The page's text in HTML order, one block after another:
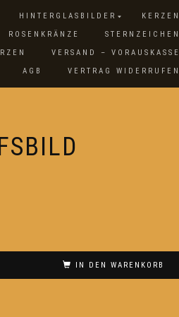
HINTERGLASBILDER
KERZEN
ROSENKRÄNZE
STERNZEICHEN
VERSAND – VORAUSKASSE
AGB
VERTRAG WIDERRUFEN
IN DEN WARENKORB